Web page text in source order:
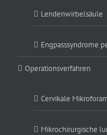
Lendenwirbelsäule
Engpasssyndrome
Operationsverfahren
Cervikale
Mikrochirurgische